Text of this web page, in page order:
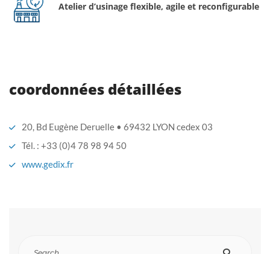
Atelier d’usinage flexible, agile et reconfigurable
coordonnées détaillées
20, Bd Eugène Deruelle • 69432 LYON cedex 03
Tél. : +33 (0)4 78 98 94 50
www.gedix.fr